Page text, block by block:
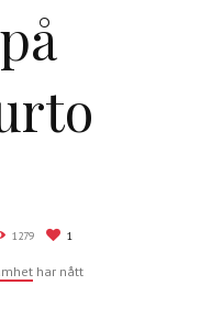
1279 1
har nått